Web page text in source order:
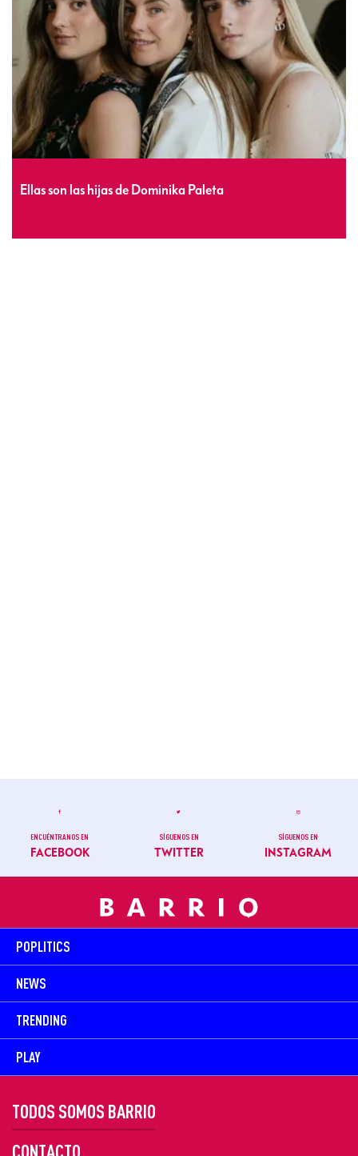
Ellas son las hijas de Dominika Paleta
ENCUÉNTRANOS EN
FACEBOOK
SÍGUENOS EN
TWITTER
SÍGUENOS EN
INSTAGRAM
POPLITICS
NEWS
TRENDING
PLAY
TODOS SOMOS BARRIO
CONTACTO